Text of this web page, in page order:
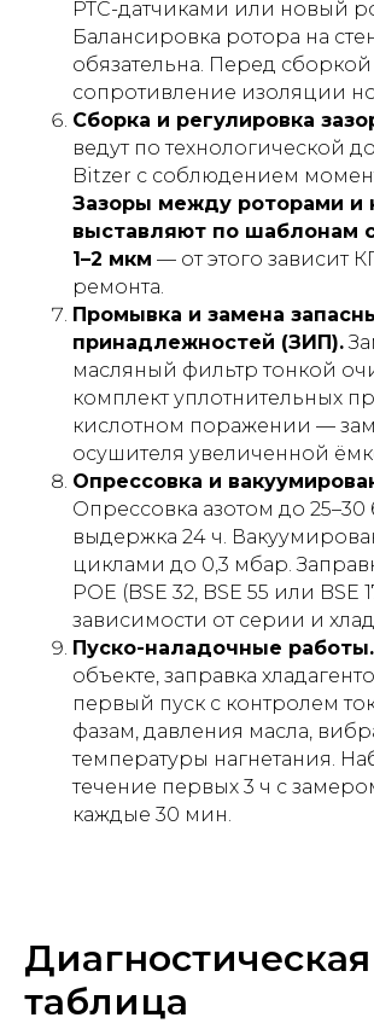
PTC-датчиками или новый
Балансировка ротора на
обязательна. Перед
сопротивление изоляции
Сборка и регулировка
ведут по технологической
Bitzer с соблюдением
Зазоры между роторами и
выставляют по шаблонам
1–2 мкм — от этого зависит
ремонта.
Промывка и замена
принадлежностей (ЗИП).
масляный фильтр тонкой
комплект уплотнительных
кислотном поражении —
осушителя увеличенной
Опрессовка и
Опрессовка азотом до 25–30
выдержка 24 ч.
циклами до 0,3 мбар.
POE (BSE 32, BSE 55 или BSE
зависимости от серии и
Пуско-наладочные работы.
объекте, заправка
первый пуск с контролем
фазам, давления масла,
температуры нагнетания.
течение первых 3 ч с
каждые 30 мин.
Диагностическая
таблица